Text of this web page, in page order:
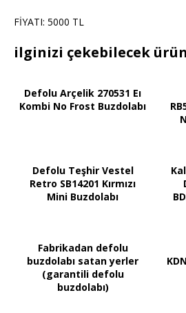
FİYATI: 5000 TL
ilginizi çekebilecek
Defolu Arçelik 270531 Eı
Kombi No Frost Buzdolabı
Defolu Teşhir Vestel
Retro SB14201 Kırmızı
Mini Buzdolabı
Fabrikadan defolu
buzdolabı satan yerler
(garantili defolu
buzdolabı)